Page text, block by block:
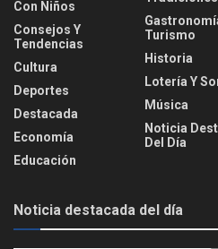
Con Niños
Consejos Y
Tendencias
Cultura
Deportes
Destacada
Economía
Educación
Turismo
Historia
Lotería Y
Música
Noticia
Del Día
Noticia destacada del día